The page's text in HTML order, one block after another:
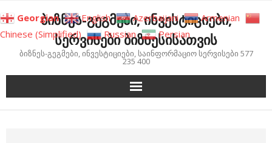
to
content
ბიზნეს-გეგმები, ინვესტიციები,
სერვისები ბიზნესისათვის
ბიზნეს-გეგმები, ინვესტიციები, საინფორმაციო სერვისები 577
235 400
Georgian English Azerbaijani
Armenian
Chinese (Simplified)
Russian Persian